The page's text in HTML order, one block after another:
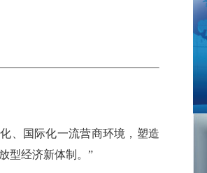
、国际化一流营商环境，塑造
型经济新体制。”